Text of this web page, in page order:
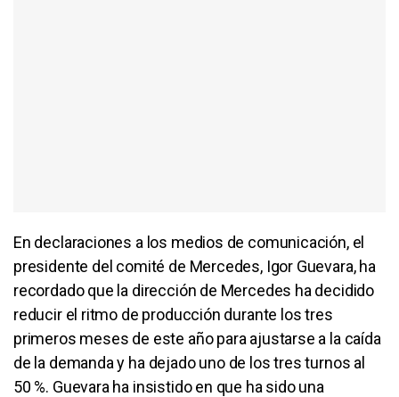
En declaraciones a los medios de comunicación, el
presidente del comité de Mercedes, Igor Guevara, ha
recordado que la dirección de Mercedes ha decidido
reducir el ritmo de producción durante los tres
primeros meses de este año para ajustarse a la caída
de la demanda y ha dejado uno de los tres turnos al
50 %. Guevara ha insistido en que ha sido una